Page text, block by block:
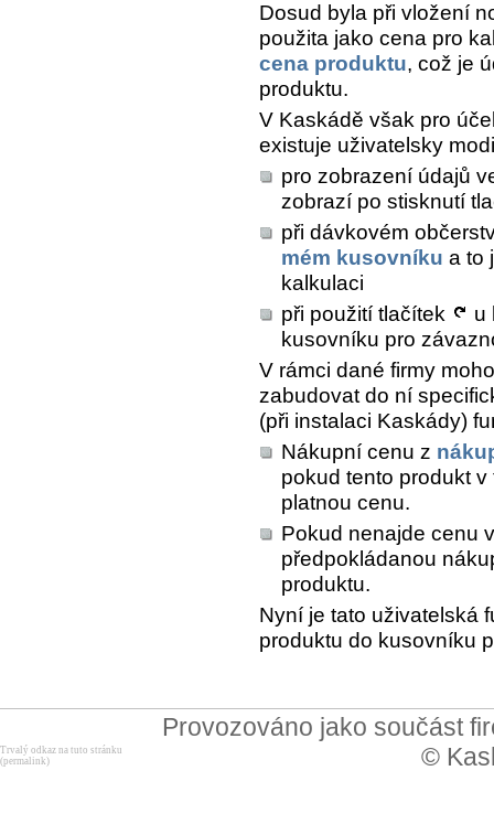
Dosud byla při vložení
použita jako cena pro
cena produktu, což je
produktu.
V Kaskádě však pro
existuje uživatelsky
pro zobrazení údajů
zobrazí po stisknutí
při dávkovém
mém kusovníku a to
kalkulaci
při použití tlačítek
u
kusovníku pro
V rámci dané firmy
zabudovat do ní
(při instalaci Kaskády)
Nákupní cenu z
pokud tento produkt
platnou cenu.
Pokud nenajde cenu
předpokládanou
produktu.
Nyní je tato uživatelská
produktu do kusovníku
Provozováno jako součást
©
Trvalý odkaz na tuto stránku
(permalink)